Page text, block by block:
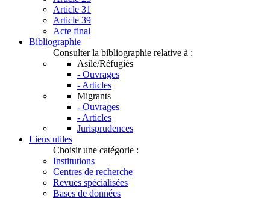
Article 31
Article 39
Acte final
Bibliographie
Consulter la bibliographie relative à :
Asile/Réfugiés
- Ouvrages
- Articles
Migrants
- Ouvrages
- Articles
Jurisprudences
Liens utiles
Choisir une catégorie :
Institutions
Centres de recherche
Revues spécialisées
Bases de données